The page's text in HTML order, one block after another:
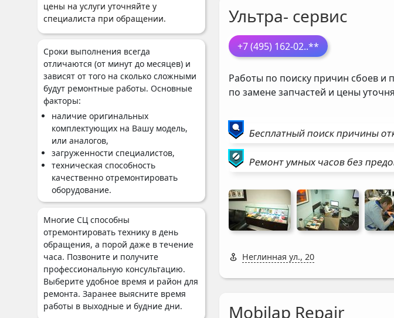
цены на услуги уточняйте у
специалиста при обращении.
Сроки выполнения всегда
отличаются (от минут до месяцев) и
зависят от того на сколько сложными
будут ремонтные работы. Основные
факторы:
наличие оригинальных
комплектующих на Вашу модель,
или аналогов,
загруженности специалистов,
техническая способность
качественно отремонтировать
оборудование.
Многие СЦ способны
отремонтировать технику в день
обращения, а порой даже в течение
часа. Позвоните и получите
профессиональную консультацию.
Выберите удобное время и район для
ремонта. Заранее выясните время
работы в выходные и будние дни.
Ультра- сервис
+7 (495) 162-02..**
Работы по поиску причин сбоев и
по замене запчастей и цены
Бесплатный поиск причины
Ремонтумных часовбез
Неглинная ул., 20
Mobilap Repair